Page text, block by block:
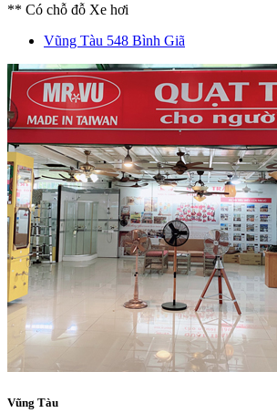
** Có chỗ đỗ Xe hơi
Vũng Tàu 548 Bình Giã
Vũng Tàu